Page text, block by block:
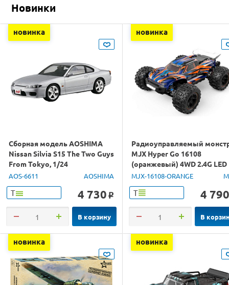
Новинки
новинка
Сборная модель AOSHIMA
Nissan Silvia S15 The Two Guys
From Tokyo, 1/24
AOS-6611 AOSHIMA
Т 4 730 o
В корзину
новинка
Радиоуправляемый
MJX Hyper Go 16108
(оранжевый) 4WD 2.4G LED
1/16 RTR
MJX-16108-ORANGE
Т 4 790
В
новинка новинка